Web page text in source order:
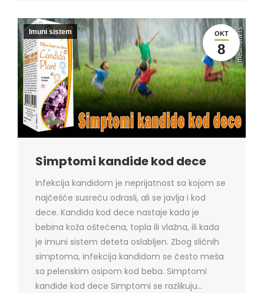
OKT
8
Imuni sistem
Simptomi kandide kod dece
Infekcija kandidom je neprijatnost sa kojom se
najčešće susreću odrasli, ali se javlja i kod
dece. Kandida kod dece nastaje kada je
bebina koža oštećena, topla ili vlažna, ili kada
je imuni sistem deteta oslabljen. Zbog sličnih
simptoma, infekcija kandidom se često meša
sa pelenskim osipom kod beba. Simptomi
kandide kod dece Simptomi se razlikuju…